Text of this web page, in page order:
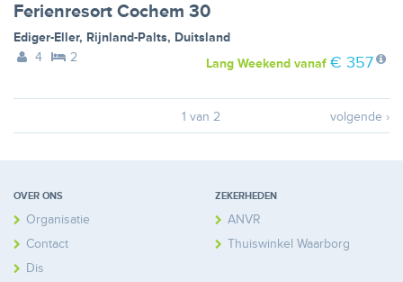
Ferienresort Cochem 30
Ediger-Eller, Rijnland-Palts, Duitsland
4
2 Lang Weekendvanaf € 357
1 van 2 volgende ›
OVER ONS
Organisatie
Contact
Disclaimer
ZEKERHEDEN
ANVR
Thuiswinkel Waarborg